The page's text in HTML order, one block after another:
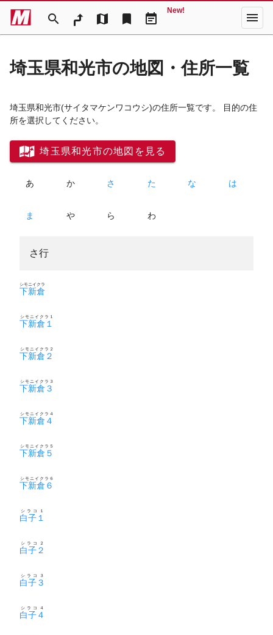
search map bookmark event_note
New! menu
埼玉県和光市の地図・住所一覧
埼玉県和光市(サイタマケンワコウシ)の住所一覧です。 目的の住
所を選択してください。
埼玉県和光市の地図を見る
あ か さ た な は
ま や ら わ
さ行
下新倉
シモニイクラ
下新倉１
シモニイクラ１
下新倉２
シモニイクラ２
下新倉３
シモニイクラ３
下新倉４
シモニイクラ４
下新倉５
シモニイクラ５
下新倉６
シモニイクラ６
白子１
シラコ１
白子２
シラコ２
白子３
シラコ３
白子４
シラコ４